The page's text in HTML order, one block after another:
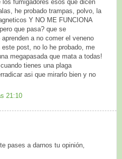
fumigadores esos que dicen
he probado trampas, polvo, la
Y NO ME FUNCIONA
que pasa? que se
a no comer el veneno
post, no lo he probado, me
megapasada que mata a todas!
tienes una plaga
asi que mirarlo bien y no
21:10
pases a darnos tu opinión,